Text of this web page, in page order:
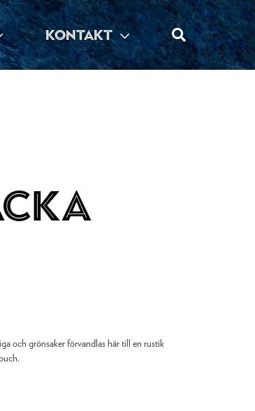
KONTAKT
och grönsaker förvandlas här till en rustik